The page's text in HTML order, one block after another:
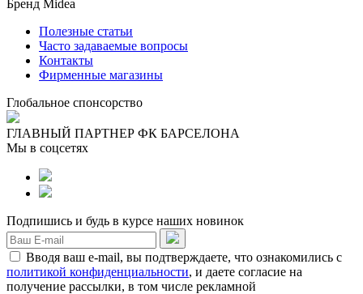
Бренд Midea
Полезные статьи
Часто задаваемые вопросы
Контакты
Фирменные магазины
Глобальное спонсорство
ГЛАВНЫЙ ПАРТНЕР ФК БАРСЕЛОНА
Мы в соцсетях
Подпишись и будь в курсе наших новинок
Вводя ваш e-mail, вы подтверждаете, что ознакомились с
политикой конфиденциальности, и даете согласие на
получение рассылки, в том числе рекламной